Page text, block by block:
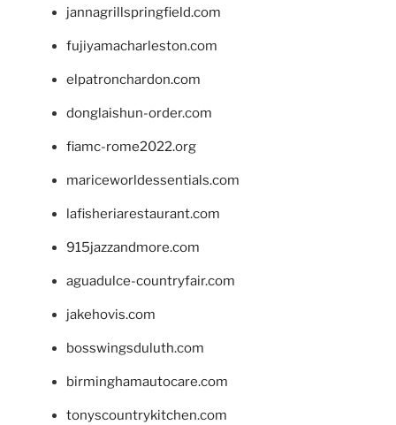
jannagrillspringfield.com
fujiyamacharleston.com
elpatronchardon.com
donglaishun-order.com
fiamc-rome2022.org
mariceworldessentials.com
lafisheriarestaurant.com
915jazzandmore.com
aguadulce-countryfair.com
jakehovis.com
bosswingsduluth.com
birminghamautocare.com
tonyscountrykitchen.com